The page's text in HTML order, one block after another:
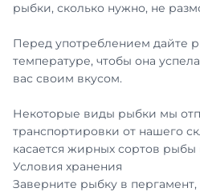
рыбки, сколько нужно, не
Перед употреблением дайте
температуре, чтобы она
вас своим вкусом.
Некоторые виды рыбки мы
транспортировки от нашего
касается жирных сортов
Условия хранения
Заверните рыбку в